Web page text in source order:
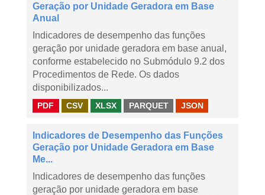
Geração por Unidade Geradora em Base
Anual
Indicadores de desempenho das funções
geração por unidade geradora em base anual,
conforme estabelecido no Submódulo 9.2 dos
Procedimentos de Rede. Os dados
disponibilizados...
PDF CSV XLSX PARQUET JSON
Indicadores de Desempenho das Funções
Geração por Unidade Geradora em Base
Me...
Indicadores de desempenho das funções
geração por unidade geradora em base